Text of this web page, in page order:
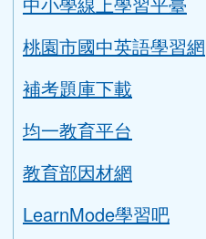
中小學線上學習平臺
桃園市國中英語學習網
補考題庫下載
均一教育平台
教育部因材網
LearnMode學習吧